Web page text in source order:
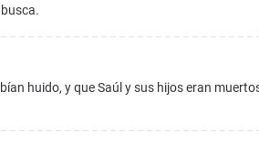
huido, y que Saúl y sus hijos eran